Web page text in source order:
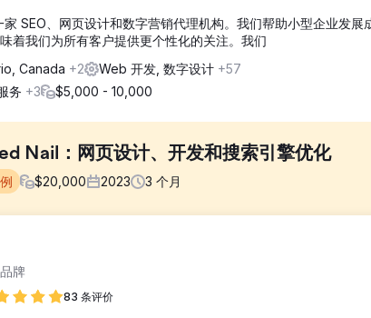
SEO、网页设计和数字营销代理机构。我们帮助小型企业发展
着我们为所有客户提供更个性化的关注。我们
Canada +2 Web 开发, 数字设计 +57
务 +3 $5,000 - 10,000
Nail：网页设计、开发和搜索引擎优化
$20,000 2023 3 个月
建筑货运和批发骨料供应公司 Twisted Nail 带来更多收入。
略阶段，并创造完全定制、独特和有目的的东西——提供尖端的
牌
83 条评价